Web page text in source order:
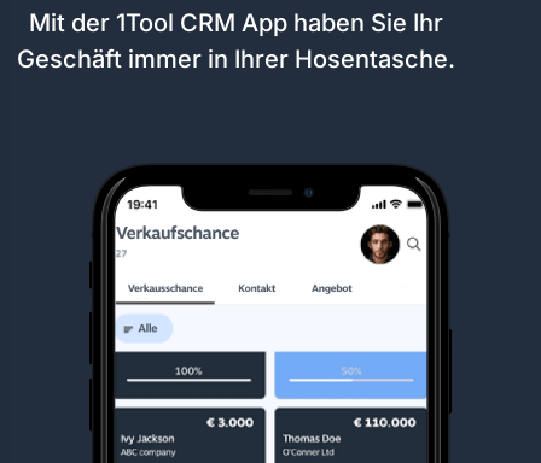
Mit der 1Tool CRM App haben Sie Ihr
Geschäft immer in Ihrer Hosentasche.